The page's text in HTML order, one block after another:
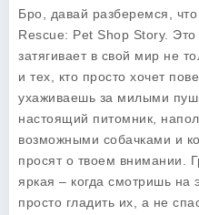
Бро, давай разберемся,
Rescue: Pet Shop Story.
затягивает в свой мир не
и тех, кто просто хочет
ухаживаешь за милыми
настоящий питомник,
возможными собачками и
просят о твоем внимании.
яркая – когда смотришь на
просто гладить их, а не